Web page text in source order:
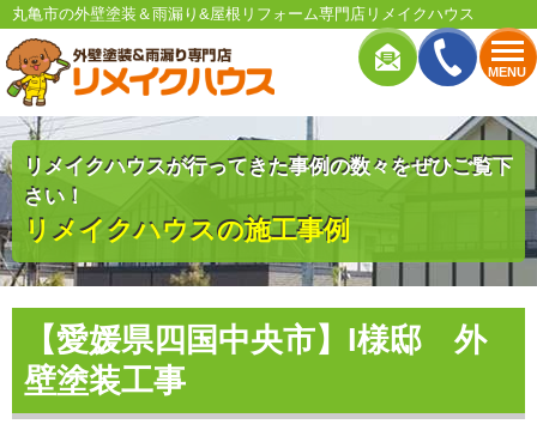
MENU
丸亀市の外壁塗装＆雨漏り&屋根リフォーム専門店リメイクハウス
リメイクハウスが行ってきた事例の数々をぜひご覧下
さい！
リメイクハウスの施工事例
【愛媛県四国中央市】I様邸 外
壁塗装工事